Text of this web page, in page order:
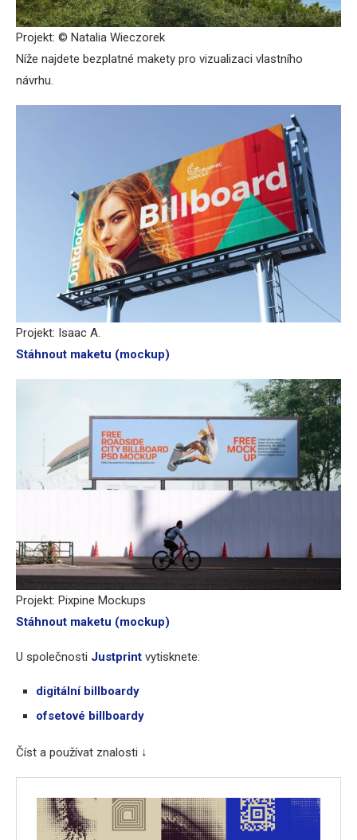
Projekt: © Natalia Wieczorek
Níže najdete bezplatné makety pro vizualizaci vlastního
návrhu.
Projekt: Isaac A.
Stáhnout maketu (mockup)
Projekt: Pixpine Mockups
Stáhnout maketu (mockup)
U společnosti Justprint vytisknete:
digitální billboardy
ofsetové billboardy
Číst a používat znalosti ↓